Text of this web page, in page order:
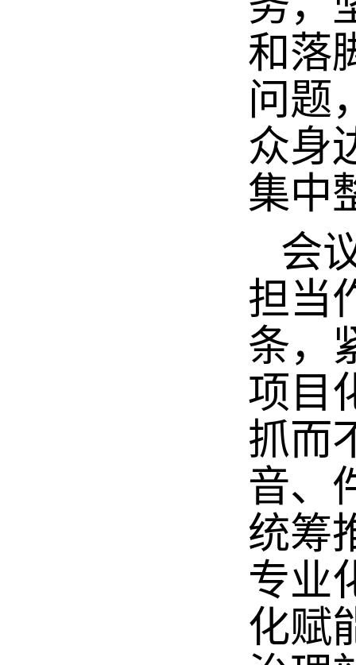
和落
问题
众身
集中
会
担当
条，
项目
抓而
音、
统筹
专业
化赋